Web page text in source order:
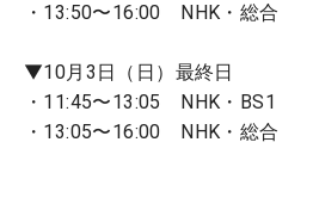
・13:50〜16:00 NHK・総合
▼10月3日（日）最終日
・11:45〜13:05 NHK・BS1
・13:05〜16:00 NHK・総合